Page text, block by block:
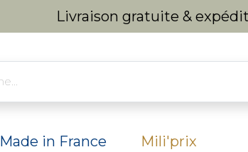
Livraison gratuite &
Made in France Mili'prix